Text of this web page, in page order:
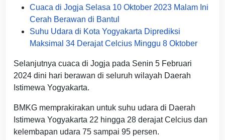
Cuaca di Jogja Selasa 10 Oktober 2023 Malam Ini
Cerah Berawan di Bantul
Suhu Udara di Kota Yogyakarta Diprediksi
Maksimal 34 Derajat Celcius Minggu 8 Oktober
Selanjutnya cuaca di Jogja pada Senin 5 Februari
2024 dini hari berawan di seluruh wilayah Daerah
Istimewa Yogyakarta.
BMKG memprakirakan untuk suhu udara di Daerah
Istimewa Yogyakarta 22 hingga 28 derajat Celcius dan
kelembapan udara 75 sampai 95 persen.